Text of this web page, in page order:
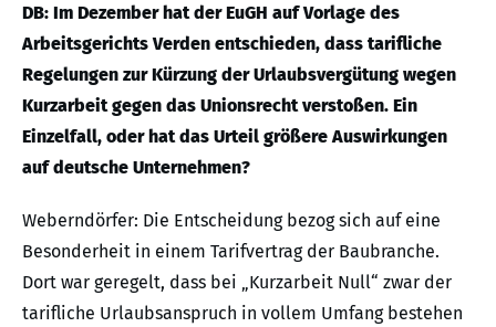
DB: Im Dezember hat der EuGH auf Vorlage des
Arbeitsgerichts Verden entschieden, dass tarifliche
Regelungen zur Kürzung der Urlaubsvergütung wegen
Kurzarbeit gegen das Unionsrecht verstoßen. Ein
Einzelfall, oder hat das Urteil größere Auswirkungen
auf deutsche Unternehmen?
Weberndörfer: Die Entscheidung bezog sich auf eine
Besonderheit in einem Tarifvertrag der Baubranche.
Dort war geregelt, dass bei „Kurzarbeit Null“ zwar der
tarifliche Urlaubsanspruch in vollem Umfang bestehen